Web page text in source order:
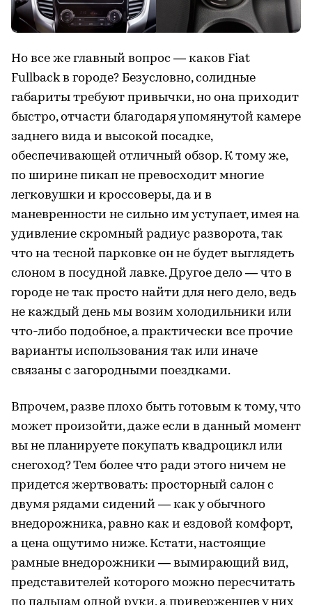
Но все же главный вопрос — каков Fiat
Fullback в городе? Безусловно, солидные
габариты требуют привычки, но она приходит
быстро, отчасти благодаря упомянутой камере
заднего вида и высокой посадке,
обеспечивающей отличный обзор. К тому же,
по ширине пикап не превосходит многие
легковушки и кроссоверы, да и в
маневренности не сильно им уступает, имея на
удивление скромный радиус разворота, так
что на тесной парковке он не будет выглядеть
слоном в посудной лавке. Другое дело — что в
городе не так просто найти для него дело, ведь
не каждый день мы возим холодильники или
что-либо подобное, а практически все прочие
варианты использования так или иначе
связаны с загородными поездками.
Впрочем, разве плохо быть готовым к тому, что
может произойти, даже если в данный момент
вы не планируете покупать квадроцикл или
снегоход? Тем более что ради этого ничем не
придется жертвовать: просторный салон с
двумя рядами сидений — как у обычного
внедорожника, равно как и ездовой комфорт,
а цена ощутимо ниже. Кстати, настоящие
рамные внедорожники — вымирающий вид,
представителей которого можно пересчитать